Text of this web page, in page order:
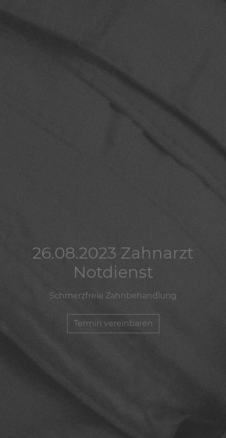
26.08.2023 Zahnarzt
Notdienst
Schmerzfreie Zahnbehandlung
Termin vereinbaren
26.08.2023 Zahnarzt
Notdienst
Schmerzfreie Zahnbehandlung
Termin vereinbaren
26.08.2023 Zahnarzt
Notdienst
Schmerzfreie Zahnbehandlung
Termin vereinbaren